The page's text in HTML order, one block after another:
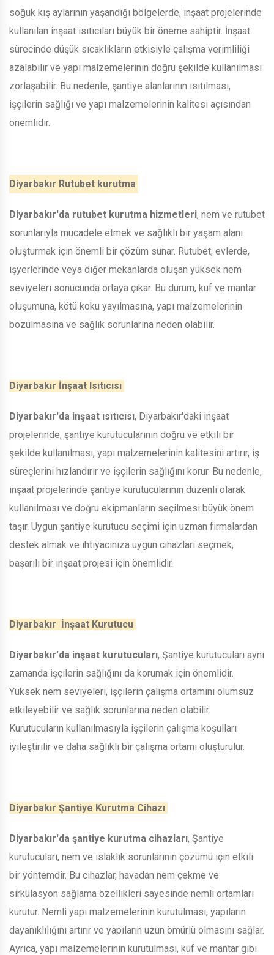
soğuk kış aylarının yaşandığı bölgelerde, inşaat projelerinde
kullanılan inşaat ısıtıcıları büyük bir öneme sahiptir. İnşaat
sürecinde düşük sıcaklıkların etkisiyle çalışma verimliliği
azalabilir ve yapı malzemelerinin doğru şekilde kullanılması
zorlaşabilir. Bu nedenle, şantiye alanlarının ısıtılması,
işçilerin sağlığı ve yapı malzemelerinin kalitesi açısından
önemlidir.
Diyarbakır Rutubet kurutma
Diyarbakır'da rutubet kurutma hizmetleri, nem ve rutubet
sorunlarıyla mücadele etmek ve sağlıklı bir yaşam alanı
oluşturmak için önemli bir çözüm sunar. Rutubet, evlerde,
işyerlerinde veya diğer mekanlarda oluşan yüksek nem
seviyeleri sonucunda ortaya çıkar. Bu durum, küf ve mantar
oluşumuna, kötü koku yayılmasına, yapı malzemelerinin
bozulmasına ve sağlık sorunlarına neden olabilir.
Diyarbakır İnşaat Isıtıcısı
Diyarbakır'da inşaat ısıtıcısı, Diyarbakır'daki inşaat
projelerinde, şantiye kurutucularının doğru ve etkili bir
şekilde kullanılması, yapı malzemelerinin kalitesini artırır, iş
süreçlerini hızlandırır ve işçilerin sağlığını korur. Bu nedenle,
inşaat projelerinde şantiye kurutucularının düzenli olarak
kullanılması ve doğru ekipmanların seçilmesi büyük önem
taşır. Uygun şantiye kurutucu seçimi için uzman firmalardan
destek almak ve ihtiyacınıza uygun cihazları seçmek,
başarılı bir inşaat projesi için önemlidir.
Diyarbakır İnşaat Kurutucu
Diyarbakır'da inşaat kurutucuları, Şantiye kurutucuları aynı
zamanda işçilerin sağlığını da korumak için önemlidir.
Yüksek nem seviyeleri, işçilerin çalışma ortamını olumsuz
etkileyebilir ve sağlık sorunlarına neden olabilir.
Kurutucuların kullanılmasıyla işçilerin çalışma koşulları
iyileştirilir ve daha sağlıklı bir çalışma ortamı oluşturulur.
Diyarbakır Şantiye Kurutma Cihazı
Diyarbakır'da şantiye kurutma cihazları, Şantiye
kurutucuları, nem ve ıslaklık sorunlarının çözümü için etkili
bir yöntemdir. Bu cihazlar, havadan nem çekme ve
sirkülasyon sağlama özellikleri sayesinde nemli ortamları
kurutur. Nemli yapı malzemelerinin kurutulması, yapıların
dayanıklılığını artırır ve yapıların uzun ömürlü olmasını sağlar.
Ayrıca, yapı malzemelerinin kurutulması, küf ve mantar gibi